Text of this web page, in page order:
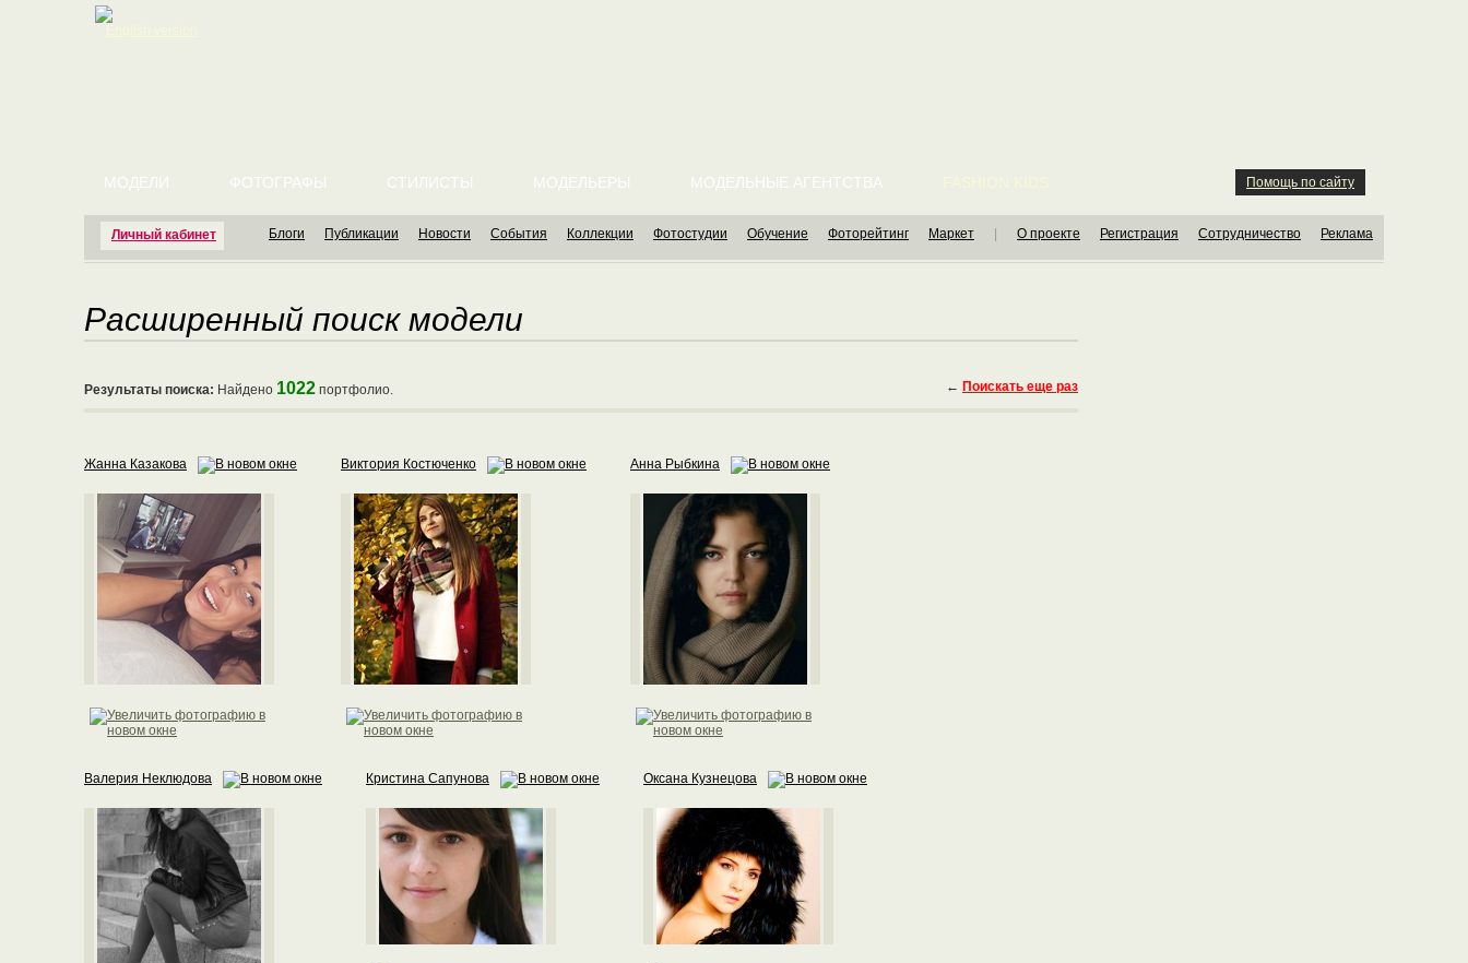
Личный кабинет
МОДЕЛИ ФОТОГРАФЫ СТИЛИСТЫ МОДЕЛЬЕРЫ МОДЕЛЬНЫЕ АГЕНТСТВА Помощь по сайту
Блоги Публикации Новости События Коллекции Фотостудии Обучение Фоторейтинг Маркет О проекте Регистрация Сотрудничество Реклама
Расширенный поиск модели
← Поискать еще раз
Результаты поиска: Найдено 1022 портфолио.
Жанна Казакова Виктория Костюченко Анна Рыбкина
Валерия Неклюдова Кристина Сапунова Оксана Кузнецова